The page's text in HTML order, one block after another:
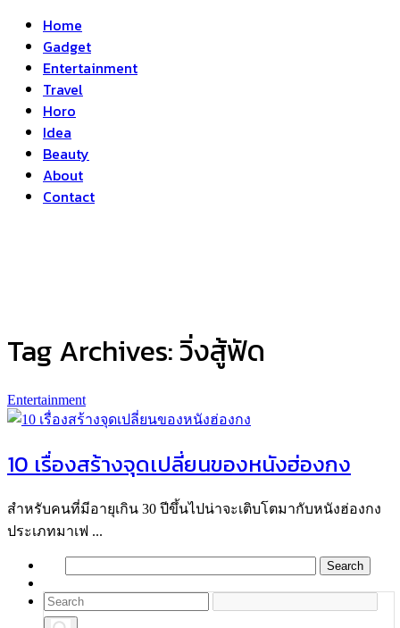
Home
Gadget
Entertainment
Travel
Horo
Idea
Beauty
About
Contact
Tag Archives:วิ่งสู้ฟัด
Entertainment
10 เรื่องสร้างจุดเปลี่ยนของหนังฮ่องกง
สำหรับคนที่มีอายุเกิน 30 ปีขึ้นไปน่าจะเติบโตมากับหนังฮ่องกง
ประเภทมาเฟ ...